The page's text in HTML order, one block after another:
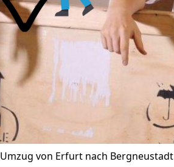
Umzug von Erfurt nach Bergneustadt